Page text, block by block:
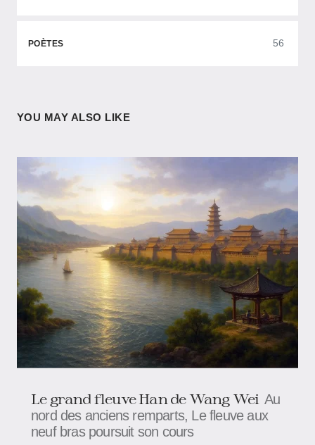
POÈTES 56
YOU MAY ALSO LIKE
Le grand fleuve Han de Wang Wei Au
nord des anciens remparts, Le fleuve aux
neuf bras poursuit son cours